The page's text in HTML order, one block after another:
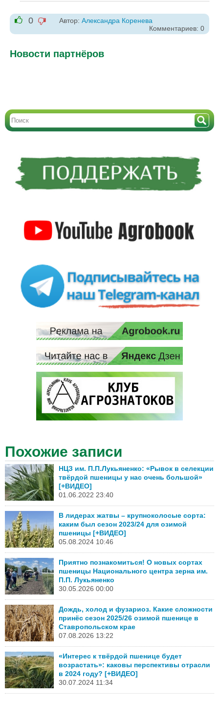
0 Автор: Александра Коренева
Комментариев: 0
Новости партнёров
Похожие записи
НЦЗ им. П.П.Лукьяненко: «Рывок в селекции
твёрдой пшеницы у нас очень большой»
[+ВИДЕО]
01.06.2022 23:40
В лидерах жатвы – крупноколосые сорта:
каким был сезон 2023/24 для озимой
пшеницы [+ВИДЕО]
05.08.2024 10:46
Приятно познакомиться! О новых сортах
пшеницы Национального центра зерна им.
П.П. Лукьяненко
30.05.2026 00:00
Дождь, холод и фузариоз. Какие сложности
принёс сезон 2025/26 озимой пшенице в
Ставропольском крае
07.08.2026 13:22
«Интерес к твёрдой пшенице будет
возрастать»: каковы перспективы отрасли
в 2024 году? [+ВИДЕО]
30.07.2024 11:34